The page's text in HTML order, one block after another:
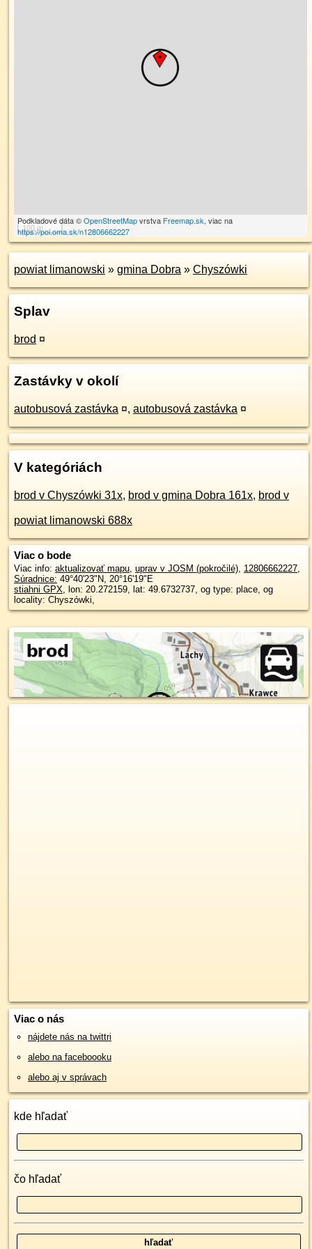
100 m
Podkladové dáta ©OpenStreetMapvrstva Freemap.sk, viac na
https://poi.oma.sk/n12806662227
powiat limanowski » gmina Dobra » Chyszówki
Splav
brod ¤
Zastávky v okolí
autobusová zastávka ¤, autobusová zastávka ¤
V kategóriách
brod v Chyszówki 31x, brod v gmina Dobra 161x, brod v
powiat limanowski 688x
Viac o bode
Viac info: aktualizovať mapu, uprav v JOSM (pokročilé), 12806662227,
Súradnice: 49°40'23"N, 20°16'19"E
stiahni GPX, lon: 20.272159, lat: 49.6732737, og type: place, og
locality: Chyszówki,
Viac o nás
nájdete nás na twittri
alebo na faceboooku
alebo aj v správach
kde hľadať
čo hľadať